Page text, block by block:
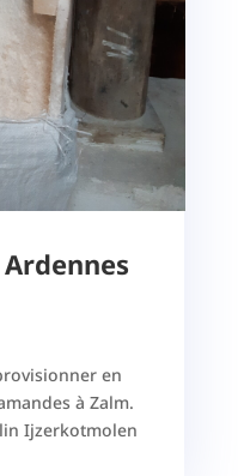
en
à Zalm.
Ijzerkotmolen